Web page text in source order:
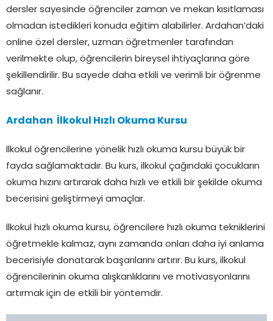
dersler sayesinde öğrenciler zaman ve mekan kısıtlaması
olmadan istedikleri konuda eğitim alabilirler. Ardahan’daki
online özel dersler, uzman öğretmenler tarafından
verilmekte olup, öğrencilerin bireysel ihtiyaçlarına göre
şekillendirilir. Bu sayede daha etkili ve verimli bir öğrenme
sağlanır.
Ardahan İlkokul Hızlı Okuma Kursu
İlkokul öğrencilerine yönelik hızlı okuma kursu büyük bir
fayda sağlamaktadır. Bu kurs, ilkokul çağındaki çocukların
okuma hızını artırarak daha hızlı ve etkili bir şekilde okuma
becerisini geliştirmeyi amaçlar.
İlkokul hızlı okuma kursu, öğrencilere hızlı okuma tekniklerini
öğretmekle kalmaz, aynı zamanda onları daha iyi anlama
becerisiyle donatarak başarılarını artırır. Bu kurs, ilkokul
öğrencilerinin okuma alışkanlıklarını ve motivasyonlarını
artırmak için de etkili bir yöntemdir.